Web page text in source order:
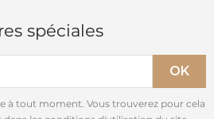
spéciales
à tout moment. Vous trouverez pour cela